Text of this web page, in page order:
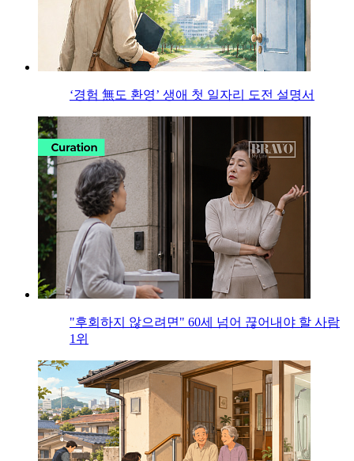
‘경험 無도 환영’ 생애 첫 일자리 도전 설명서
"후회하지 않으려면" 60세 넘어 끊어내야 할 사람
1위